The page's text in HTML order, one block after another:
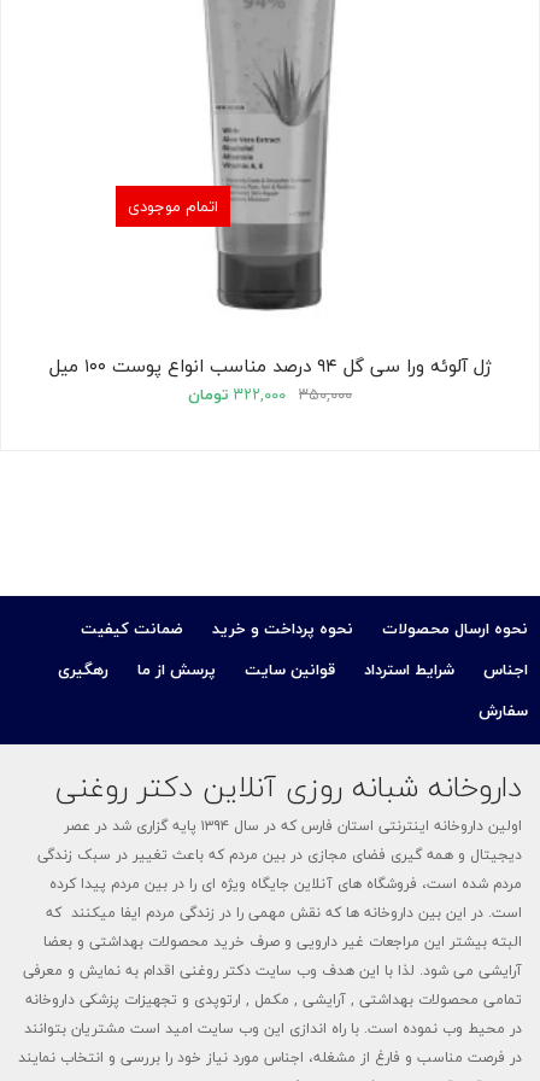
اتمام موجودی
ژل آلوئه ورا سی گل ۹۴ درصد مناسب انواع پوست ۱۰۰ میل
۳۵۰,۰۰۰ ۳۲۲,۰۰۰ تومان
نحوه ارسال محصولات نحوه پرداخت و خرید
ضمانت کیفیت
اجناس
شرایط استرداد قوانین سایت پرسش از ما
رهگیری
سفارش
داروخانه شبانه روزی آنلاین دکتر روغنی
اولین داروخانه اینترنتی استان فارس که در سال ۱۳۹۴ پایه گزاری شد در عصر
دیجیتال و همه گیری فضای مجازی در بین مردم که باعث تغییر در سبک زندگی
مردم شده است، فروشگاه های آنلاین جایگاه ویژه ای را در بین مردم پیدا کرده
است. در این بین داروخانه ها که نقش مهمی را در زندگی مردم ایفا میکنند که
البته بیشتر این مراجعات غیر دارویی و صرف خرید محصولات بهداشتی و بعضا
آرایشی می شود. لذا با این هدف وب سایت دکتر روغنی اقدام به نمایش و معرفی
تمامی محصولات بهداشتی , آرایشی , مکمل , ارتوپدی و تجهیزات پزشکی داروخانه
در محیط وب نموده است. با راه اندازی این وب سایت امید است مشتریان بتوانند
در فرصت مناسب و فارغ از مشغله، اجناس مورد نیاز خود را بررسی و انتخاب نمایند